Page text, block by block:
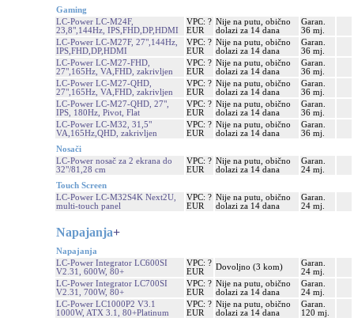
Gaming
LC-Power LC-M24F,
23,8",144Hz, IPS,FHD,DP,HDMI
VPC: ?
EUR
Nije na putu, obično
dolazi za 14 dana
Garan.
36 mj.
LC-Power LC-M27F, 27",144Hz,
IPS,FHD,DP,HDMI
VPC: ?
EUR
Nije na putu, obično
dolazi za 14 dana
Garan.
36 mj.
LC-Power LC-M27-FHD,
27",165Hz, VA,FHD, zakrivljen
VPC: ?
EUR
Nije na putu, obično
dolazi za 14 dana
Garan.
36 mj.
LC-Power LC-M27-QHD,
27",165Hz, VA,FHD, zakrivljen
VPC: ?
EUR
Nije na putu, obično
dolazi za 14 dana
Garan.
36 mj.
LC-Power LC-M27-QHD, 27",
IPS, 180Hz, Pivot, Flat
VPC: ?
EUR
Nije na putu, obično
dolazi za 14 dana
Garan.
36 mj.
LC-Power LC-M32, 31,5"
VA,165Hz,QHD, zakrivljen
VPC: ?
EUR
Nije na putu, obično
dolazi za 14 dana
Garan.
36 mj.
Nosači
LC-Power nosač za 2 ekrana do
32"/81,28 cm
VPC: ?
EUR
Nije na putu, obično
dolazi za 14 dana
Garan.
24 mj.
Touch Screen
LC-Power LC-M32S4K Next2U,
multi-touch panel
VPC: ?
EUR
Nije na putu, obično
dolazi za 14 dana
Garan.
24 mj.
Napajanja+
Napajanja
LC-Power Integrator LC600SI
V2.31, 600W, 80+
VPC: ?
EUR
Dovoljno (3 kom)
Garan.
24 mj.
LC-Power Integrator LC700SI
V2.31, 700W, 80+
VPC: ?
EUR
Nije na putu, obično
dolazi za 14 dana
Garan.
24 mj.
LC-Power LC1000P2 V3.1
1000W, ATX 3.1, 80+Platinum
VPC: ?
EUR
Nije na putu, obično
dolazi za 14 dana
Garan.
120 mj.